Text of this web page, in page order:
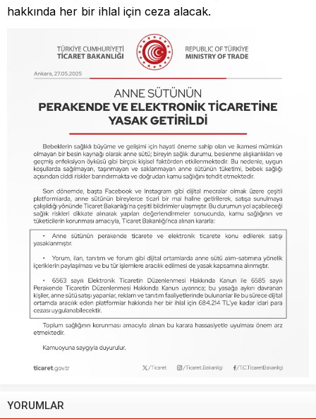
hakkında her bir ihlal için ceza alacak.
YORUMLAR